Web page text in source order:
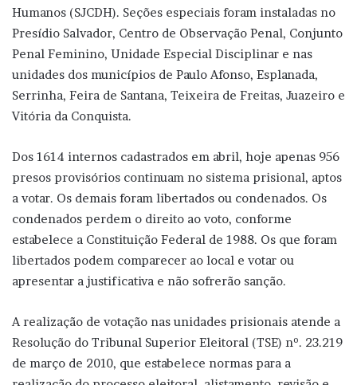
Humanos (SJCDH). Seções especiais foram instaladas no
Presídio Salvador, Centro de Observação Penal, Conjunto
Penal Feminino, Unidade Especial Disciplinar e nas
unidades dos municípios de Paulo Afonso, Esplanada,
Serrinha, Feira de Santana, Teixeira de Freitas, Juazeiro e
Vitória da Conquista.
Dos 1614 internos cadastrados em abril, hoje apenas 956
presos provisórios continuam no sistema prisional, aptos
a votar. Os demais foram libertados ou condenados. Os
condenados perdem o direito ao voto, conforme
estabelece a Constituição Federal de 1988. Os que foram
libertados podem comparecer ao local e votar ou
apresentar a justificativa e não sofrerão sanção.
A realização de votação nas unidades prisionais atende a
Resolução do Tribunal Superior Eleitoral (TSE) nº. 23.219
de março de 2010, que estabelece normas para a